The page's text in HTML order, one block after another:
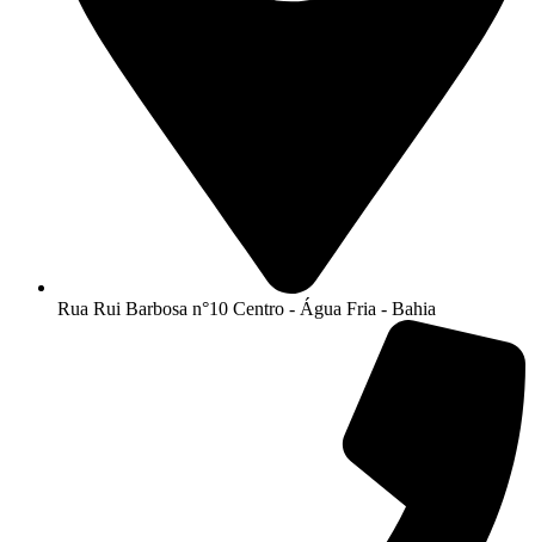
Rua Rui Barbosa n°10 Centro - Água Fria - Bahia